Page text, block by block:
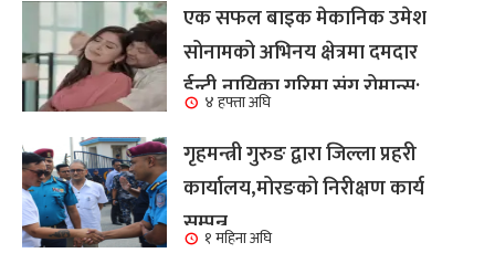
एक सफल बाइक मेकानिक उमेश
सोनामको अभिनय क्षेत्रमा दमदार
ईन्ट्री,नायिका गरिमा संग रोमान्स:
हेर्नुहोस भिडियो ।
४ हफ्ता अघि
गृहमन्त्री गुरुङ द्वारा जिल्ला प्रहरी
कार्यालय,मोरङको निरीक्षण कार्य
सम्पन्न१ महिना अघि